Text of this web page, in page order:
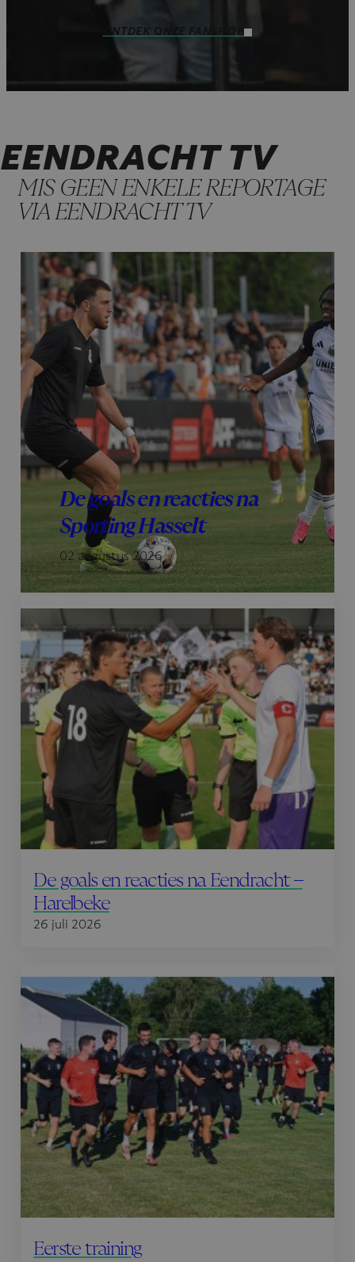
ONTDEK ONZE FANSHOP
EENDRACHT TV
MIS GEEN ENKELE REPORTAGE
VIA EENDRACHT TV
De goals en reacties na
Sporting Hasselt
02 augustus 2026
De goals en reacties na Eendracht –
Harelbeke
26 juli 2026
Eerste training